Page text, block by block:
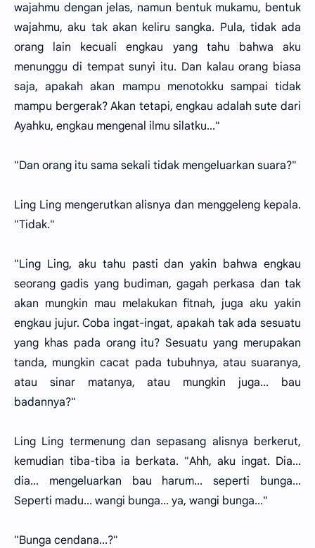
wajahmu dengan jelas, namun bentuk mukamu, bentuk
wajahmu, aku tak akan keliru sangka. Pula, tidak ada
orang lain kecuali engkau yang tahu bahwa aku
menunggu di tempat sunyi itu. Dan kalau orang biasa
saja, apakah akan mampu menotokku sampai tidak
mampu bergerak? Akan tetapi, engkau adalah sute dari
Ayahku, engkau mengenal ilmu silatku..."
"Dan orang itu sama sekali tidak mengeluarkan suara?"
Ling Ling mengerutkan alisnya dan menggeleng kepala.
"Tidak."
"Ling Ling, aku tahu pasti dan yakin bahwa engkau
seorang gadis yang budiman, gagah perkasa dan tak
akan mungkin mau melakukan fitnah, juga aku yakin
engkau jujur. Coba ingat-ingat, apakah tak ada sesuatu
yang khas pada orang itu? Sesuatu yang merupakan
tanda, mungkin cacat pada tubuhnya, atau suaranya,
atau sinar matanya, atau mungkin juga... bau
badannya?"
Ling Ling termenung dan sepasang alisnya berkerut,
kemudian tiba-tiba ia berkata. "Ahh, aku ingat. Dia...
dia... mengeluarkan bau harum... seperti bunga...
Seperti madu... wangi bunga... ya, wangi bunga..."
"Bunga cendana...?"